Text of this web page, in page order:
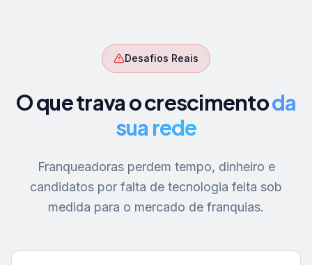
Desafios Reais
O que trava o crescimentoda
sua rede
Franqueadoras perdem tempo, dinheiro e
candidatos por falta de tecnologia feita sob
medida para o mercado de franquias.